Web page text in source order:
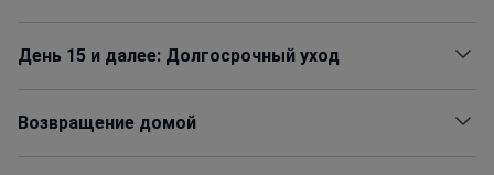
День 15 и далее: Долгосрочный уход
Возвращение домой